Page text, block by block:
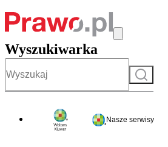
Wyszukiwarka
Szukaj
Nasze serwisy